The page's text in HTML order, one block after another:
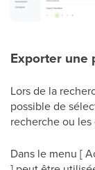
Exporter une
Lors de la
possible de
recherche ou
Dans le menu [